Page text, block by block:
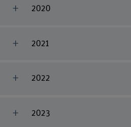
2020
2021
2022
2023